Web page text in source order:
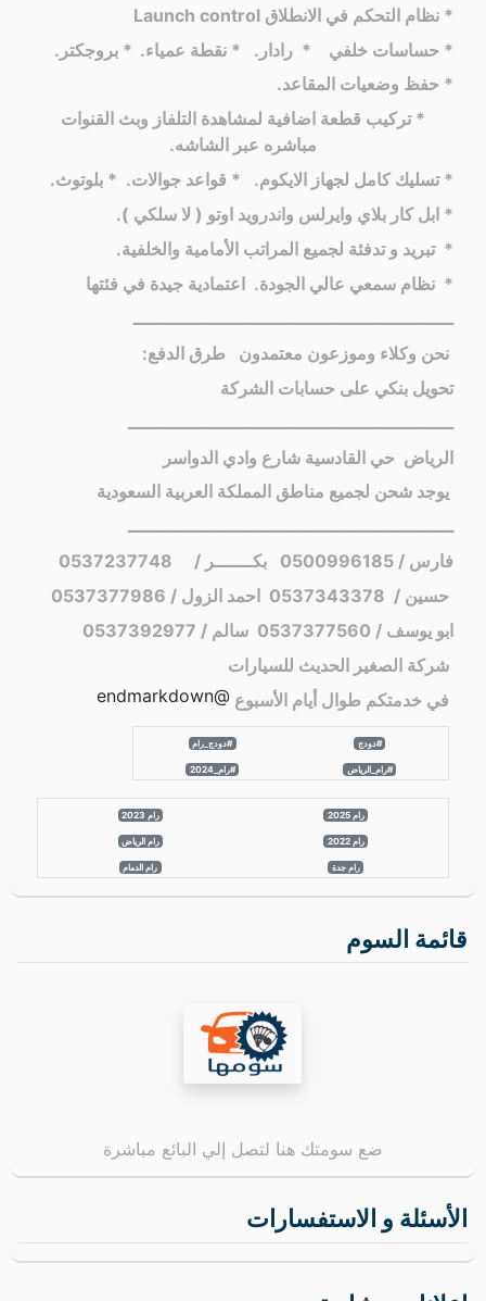
* نظام التحكم في الانطلاق Launch control
* حساسات خلفي
* رادار. * نقطة عمياء. * بروجكتر.
* حفظ وضعيات المقاعد.
* تركيب قطعة اضافية لمشاهدة التلفاز وبث القنوات
مباشره عبر الشاشه.
* تسليك كامل لجهاز الايكوم.
* قواعد جوالات. * بلوتوث.
* ابل كار بلاي وايرلس واندرويد اوتو ( لا سلكي ).
* تبريد و تدفئة لجميع المراتب الأمامية والخلفية.
* نظام سمعي عالي الجودة.
اعتمادية جيدة في فئتها
ـــــــــــــــــــــــــــــــــــــــــــــــــــــــــــ
نحن وكلاء وموزعون معتمدون
طرق الدفع:
تحويل بنكي على حسابات الشركة
ــــــــــــــــــــــــــــــــــــــــــــــــــــــــــــ
الرياض حي القادسية شارع وادي الدواسر
يوجد شحن لجميع مناطق المملكة العربية السعودية
ــــــــــــــــــــــــــــــــــــــــــــــــــــــــــــ
فارس / 0500996185
بكـــــــر / 0537237748
حسين / 0537343378
احمد الزول / 0537377986
ابو يوسف / 0537377560
سالم / 0537392977
شركة الصغير الحديث للسيارات
في خدمتكم طوال أيام الأسبوع @endmarkdown
#دودج #دودج_رام
#رام_الرياض #رام_2024
رام 2025 رام 2023
رام 2022 رام الرياض
رام جدة رام الدمام
قائمة السوم
ضع سومتك هنا لتصل إلي البائع مباشرة
الأسئلة و الاستفسارات